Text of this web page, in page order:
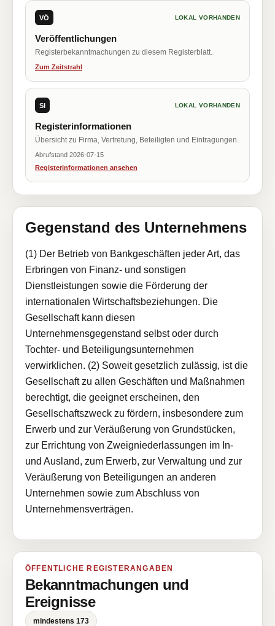
VÖ LOKAL VORHANDEN
Veröffentlichungen
Registerbekanntmachungen zu diesem Registerblatt.
Zum Zeitstrahl
SI LOKAL VORHANDEN
Registerinformationen
Übersicht zu Firma, Vertretung, Beteiligten und Eintragungen.
Abrufstand 2026-07-15
Registerinformationen ansehen
Gegenstand des Unternehmens
(1) Der Betrieb von Bankgeschäften jeder Art, das
Erbringen von Finanz- und sonstigen
Dienstleistungen sowie die Förderung der
internationalen Wirtschaftsbeziehungen. Die
Gesellschaft kann diesen
Unternehmensgegenstand selbst oder durch
Tochter- und Beteiligungsunternehmen
verwirklichen. (2) Soweit gesetzlich zulässig, ist die
Gesellschaft zu allen Geschäften und Maßnahmen
berechtigt, die geeignet erscheinen, den
Gesellschaftszweck zu fördern, insbesondere zum
Erwerb und zur Veräußerung von Grundstücken,
zur Errichtung von Zweigniederlassungen im In-
und Ausland, zum Erwerb, zur Verwaltung und zur
Veräußerung von Beteiligungen an anderen
Unternehmen sowie zum Abschluss von
Unternehmensverträgen.
ÖFFENTLICHE REGISTERANGABEN
Bekanntmachungen und
Ereignisse
mindestens 173